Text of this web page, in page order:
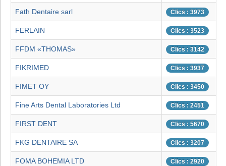
Fath Dentaire sarl Clics : 3973
FERLAIN Clics : 3523
FFDM «THOMAS» Clics : 3142
FIKRIMED Clics : 3937
FIMET OY Clics : 3450
Fine Arts Dental Laboratories Ltd Clics : 2451
FIRST DENT Clics : 5670
FKG DENTAIRE SA Clics : 3207
FOMA BOHEMIA LTD Clics : 2920